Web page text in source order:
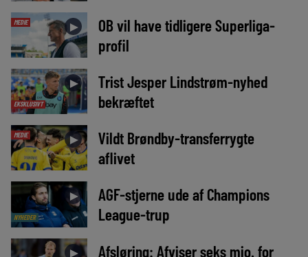
MEDIE ►
OB vil have tidligere Superliga-
profil
EKSKLUSIVT
►
Trist Jesper Lindstrøm-nyhed
bekræftet
MEDIE ►
Vildt Brøndby-transferrygte
aflivet
NYHEDER
►
AGF-stjerne ude af Champions
League-trup
►
Afsløring: Afviser seks mio. for